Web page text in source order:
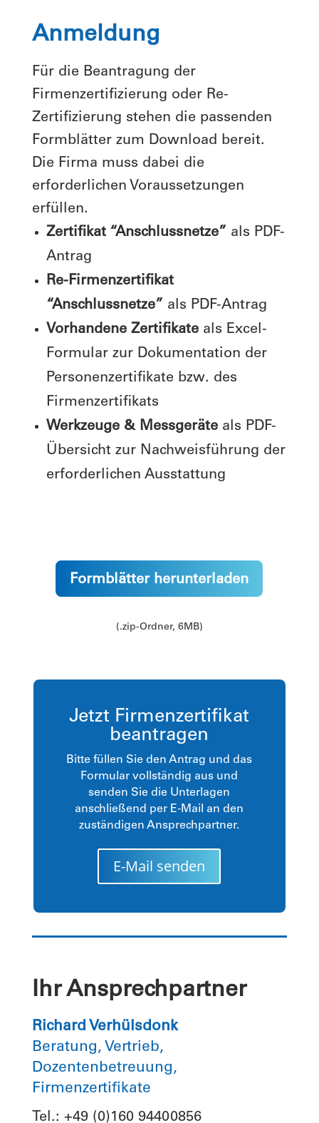
Anmeldung
Für die Beantragung der
Firmenzertifizierung oder Re-
Zertifizierung stehen die passenden
Formblätter zum Download bereit.
Die Firma muss dabei die
erforderlichen Voraussetzungen
erfüllen.
Zertifikat “Anschlussnetze” als PDF-
Antrag
Re-Firmenzertifikat
“Anschlussnetze” als PDF-Antrag
Vorhandene Zertifikateals Excel-
Formular zur Dokumentation der
Personenzertifikate bzw. des
Firmenzertifikats
Werkzeuge & Messgeräteals PDF-
Übersicht zur Nachweisführung der
erforderlichen Ausstattung
Formblätter herunterladen
(.zip-Ordner, 6MB)
Jetzt Firmenzertifikat
beantragen
Bitte füllen Sie den Antrag und das
Formular vollständig aus und
senden Sie die Unterlagen
anschließend per E-Mail an den
zuständigen Ansprechpartner.
E-Mail senden
Ihr Ansprechpartner
Richard Verhülsdonk
Beratung, Vertrieb,
Dozentenbetreuung,
Firmenzertifikate
Tel.: +49 (0)160 94400856